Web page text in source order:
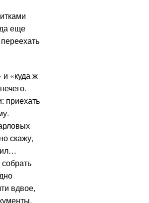
еще
и «куда ж
приехать
скажу,
вдвое,